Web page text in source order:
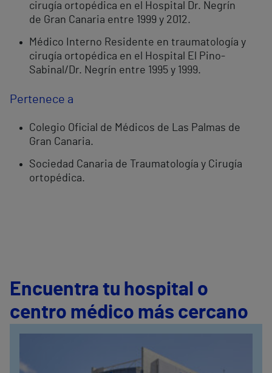
cirugía ortopédica en el Hospital Dr. Negrín
de Gran Canaria entre 1999 y 2012.
Médico Interno Residente en traumatología y
cirugía ortopédica en el Hospital El Pino-
Sabinal/Dr. Negrín entre 1995 y 1999.
Pertenece a
Colegio Oficial de Médicos de Las Palmas de
Gran Canaria.
Sociedad Canaria de Traumatología y Cirugía
ortopédica.
Encuentra tu hospital o
centro médico más cercano